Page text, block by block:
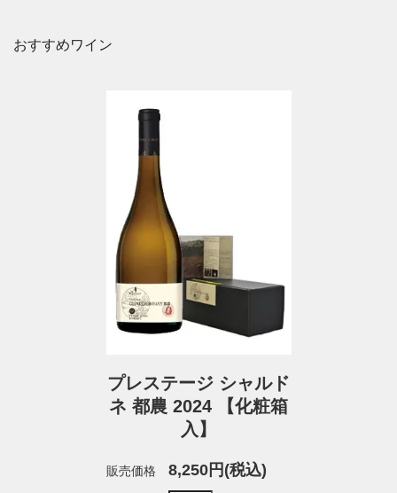
おすすめワイン
プレステージ シャルド
ネ 都農 2024 【化粧箱
入】
販売価格 8,250円(税込)